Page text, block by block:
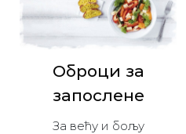
Оброци за
запослене
За већу и бољу